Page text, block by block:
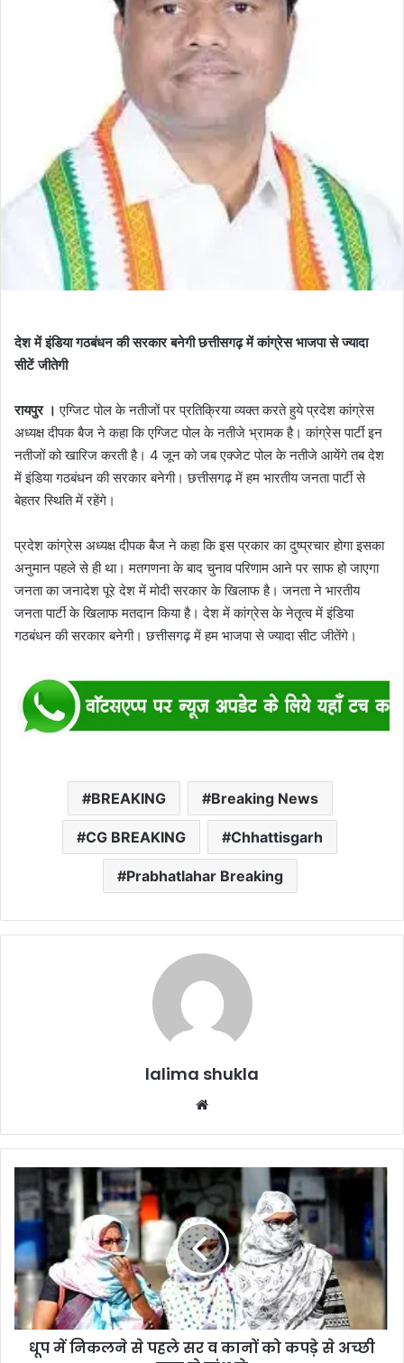
देश में इंडिया गठबंधन की सरकार बनेगी छत्तीसगढ़ में कांग्रेस भाजपा से ज्यादा
सीटें जीतेगी
रायपुर । एग्जिट पोल के नतीजों पर प्रतिक्रिया व्यक्त करते हुये प्रदेश कांग्रेस
अध्यक्ष दीपक बैज ने कहा कि एग्जिट पोल के नतीजे भ्रामक है। कांग्रेस पार्टी इन
नतीजों को खारिज करती है। 4 जून को जब एक्जेट पोल के नतीजे आयेंगे तब देश
में इंडिया गठबंधन की सरकार बनेगी। छत्तीसगढ़ में हम भारतीय जनता पार्टी से
बेहतर स्थिति में रहेंगे।
प्रदेश कांग्रेस अध्यक्ष दीपक बैज ने कहा कि इस प्रकार का दुष्प्रचार होगा इसका
अनुमान पहले से ही था। मतगणना के बाद चुनाव परिणाम आने पर साफ हो जाएगा
जनता का जनादेश पूरे देश में मोदी सरकार के खिलाफ है। जनता ने भारतीय
जनता पार्टी के खिलाफ मतदान किया है। देश में कांग्रेस के नेतृत्व में इंडिया
गठबंधन की सरकार बनेगी। छत्तीसगढ़ में हम भाजपा से ज्यादा सीट जीतेंगे।
BREAKING Breaking News
CG BREAKING Chhattisgarh
Prabhatlahar Breaking
lalima shukla
में
निकलने
से
पहले
सर
व
कानों
को
कपड़ेधूप में निकलने से पहले सर व कानों को कपड़े से अच्छी